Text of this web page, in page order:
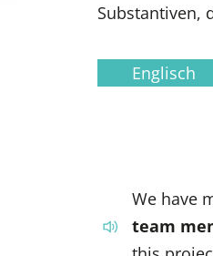
Substantiven,
Englisch
We have
team